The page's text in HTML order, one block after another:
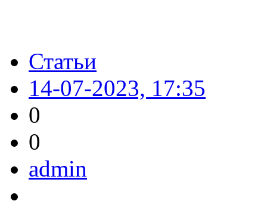
Статьи
14-07-2023, 17:35
0
0
admin